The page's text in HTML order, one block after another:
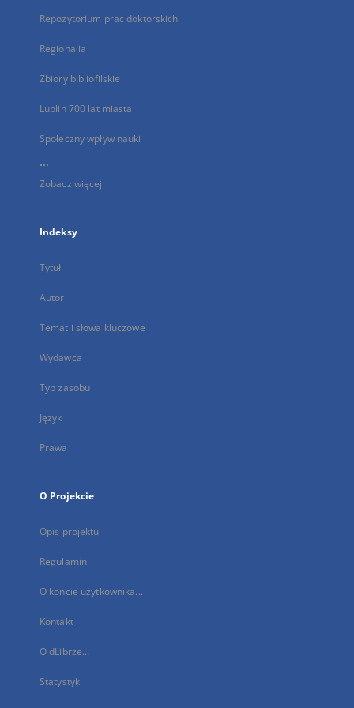
Repozytorium prac doktorskich
Regionalia
Zbiory bibliofilskie
Lublin 700 lat miasta
Społeczny wpływ nauki
...
Zobacz więcej
Indeksy
Tytuł
Autor
Temat i słowa kluczowe
Wydawca
Typ zasobu
Język
Prawa
O Projekcie
Opis projektu
Regulamin
O koncie użytkownika...
Kontakt
O dLibrze...
Statystyki